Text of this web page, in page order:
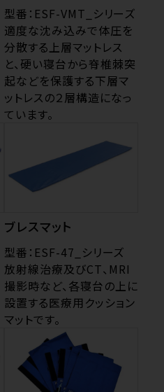
型番：ESF-VMT_シリーズ
適度な沈み込みで体圧を
分散する上層マットレス
と、硬い寝台から脊椎棘突
起などを保護する下層マ
ットレスの２層構造になっ
ています。
ブレスマット
型番：ESF-47_シリーズ
放射線治療及びCT、MRI
撮影時など、各寝台の上に
設置する医療用クッション
マットです。